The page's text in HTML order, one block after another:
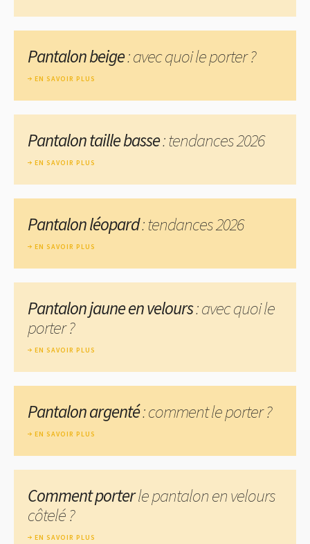
Pantalon beige: avec quoi le porter ?
EN SAVOIR PLUS
Pantalon taille basse: tendances 2026
EN SAVOIR PLUS
Pantalon léopard: tendances 2026
EN SAVOIR PLUS
Pantalon jaune en velours: avec quoi le
porter ?
EN SAVOIR PLUS
Pantalon argenté: comment le porter ?
EN SAVOIR PLUS
Comment porterle pantalon en velours
côtelé ?
EN SAVOIR PLUS